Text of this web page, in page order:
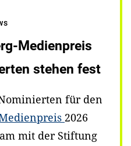
Medienpreis
stehen fest
für den
2026
mit der Stiftung